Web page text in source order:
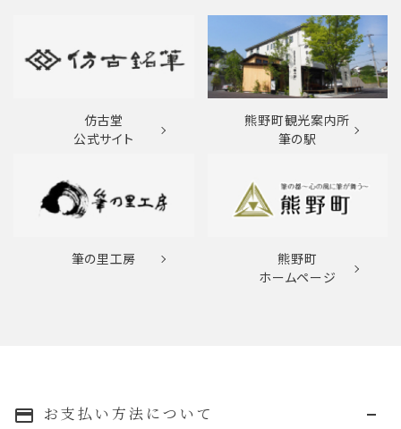
仿古堂
公式サイト
熊野町観光案内所
筆の駅
筆の里工房
熊野町
ホームページ
payment お支払い方法について